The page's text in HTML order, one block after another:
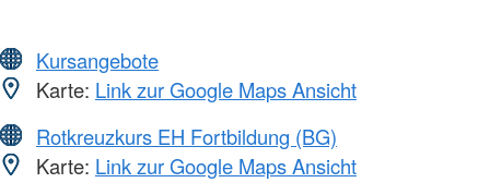
Kursangebote
Karte: Link zur Google Maps Ansicht
Rotkreuzkurs EH Fortbildung (BG)
Karte: Link zur Google Maps Ansicht